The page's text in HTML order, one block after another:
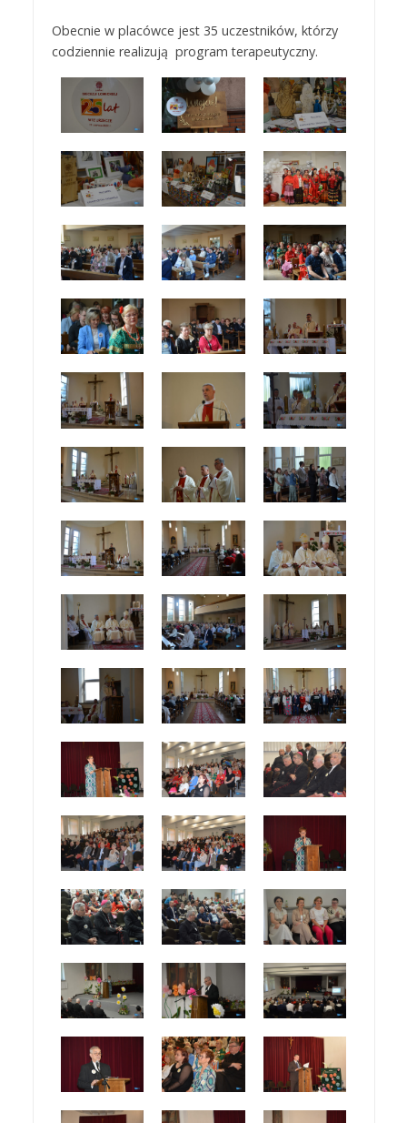
Obecnie w placówce jest 35 uczestników, którzy
codziennie realizują program terapeutyczny.